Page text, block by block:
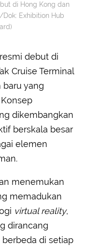
di Hong Kong dan
Dok: Exhibition Hub
debut di
Cruise Terminal
baru yang
dikembangkan
berskala besar
elemen
menemukan
memadukan
virtual reality,
dirancang
di setiap